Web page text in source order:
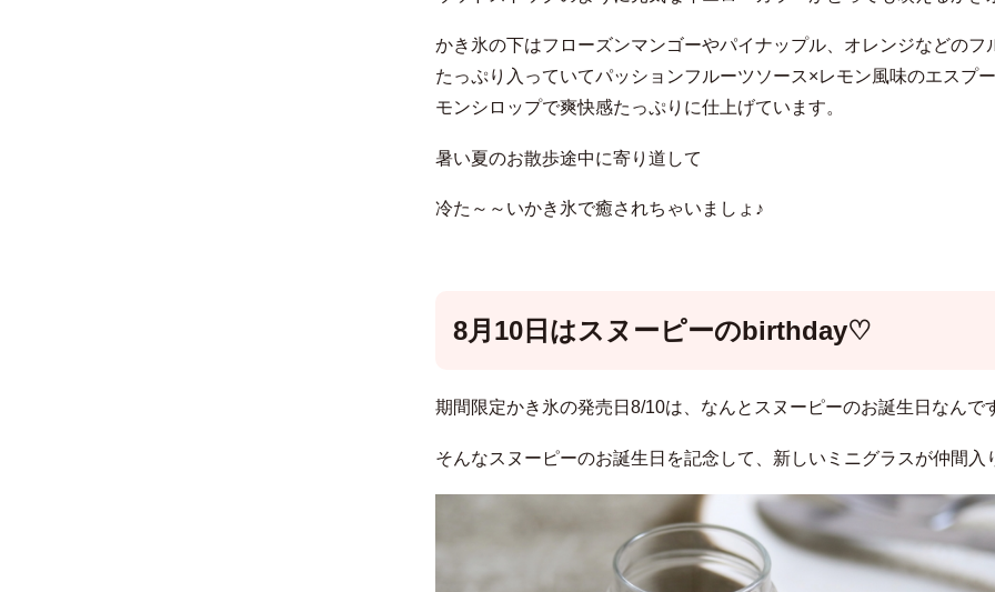
かき氷の下はフローズンマンゴーやパイナップル、オレンジなどのフ
たっぷり入っていてパッションフルーツソース×レモン風味のエスプ
モンシロップで爽快感たっぷりに仕上げています。
暑い夏のお散歩途中に寄り道して
冷た～～いかき氷で癒されちゃいましょ♪
8月10日はスヌーピーのbirthday♡
期間限定かき氷の発売日8/10は、なんとスヌーピーのお誕生日なんで
そんなスヌーピーのお誕生日を記念して、新しいミニグラスが仲間入